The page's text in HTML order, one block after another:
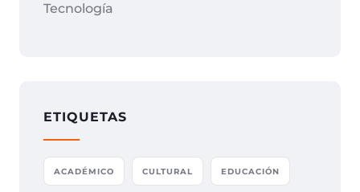
Tecnología
ETIQUETAS
ACADÉMICO CULTURAL EDUCACIÓN